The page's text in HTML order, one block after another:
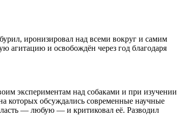
иронизировал над всеми вокруг и самим
агитацию и освобождён через год благодаря
экспериментам над собаками и при изучении
которых обсуждались современные научные
— любую — и критиковал её. Разводил